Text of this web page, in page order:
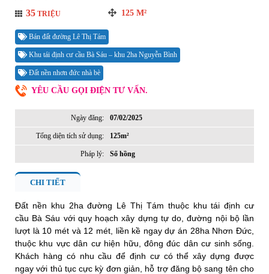
35 TRIỆU 125 M²
Bán đất đường Lê Thị Tám
Khu tái định cư cầu Bà Sáu – khu 2ha Nguyễn Bình
Đất nền nhơn đức nhà bè
YÊU CẦU GỌI ĐIỆN TƯ VẤN.
Ngày đăng: 07/02/2025
Tổng diện tích sử dụng: 125m²
Pháp lý: Sổ hồng
CHI TIẾT
Đất nền khu 2ha đường Lê Thị Tám thuộc khu tái định cư
cầu Bà Sáu với quy hoạch xây dựng tự do, đường nội bộ lần
lượt là 10 mét và 12 mét, liền kề ngay dự án 28ha Nhơn Đức,
thuộc khu vực dân cư hiện hữu, đông đúc dân cư sinh sống.
Khách hàng có nhu cầu để định cư có thể xây dựng được
ngay với thủ tục cực kỳ đơn giản, hỗ trợ đăng bộ sang tên cho